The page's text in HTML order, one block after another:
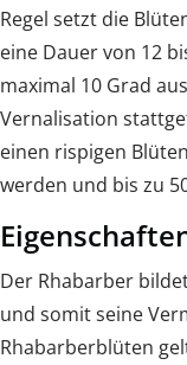
Regel setzt die
eine Dauer von 12
maximal 10 Grad
Vernalisation
einen rispigen
werden und bis zu
Der Rhabarber
und somit seine
Rhabarberblüten